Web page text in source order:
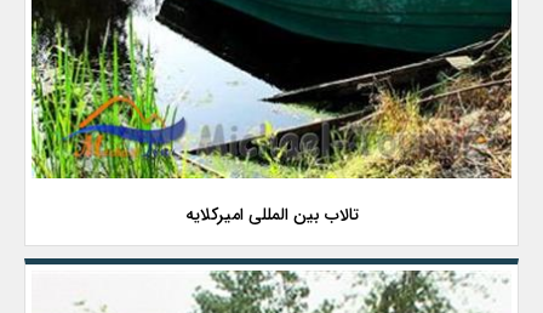
تالاب بین المللی امیرکلایه